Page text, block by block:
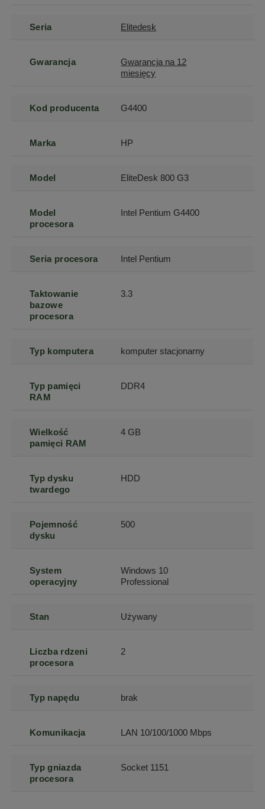
Seria Elitedesk
Gwarancja
Gwarancja na 12
miesięcy
Kod producenta G4400
Marka HP
Model EliteDesk 800 G3
Model
procesora
Intel Pentium G4400
Seria procesora Intel Pentium
Taktowanie
bazowe
procesora
3.3
Typ komputera komputer stacjonarny
Typ pamięci
RAM
DDR4
Wielkość
pamięci RAM
4 GB
Typ dysku
twardego
HDD
Pojemność
dysku
500
System
operacyjny
Windows 10
Professional
Stan Używany
Liczba rdzeni
procesora
2
Typ napędu brak
Komunikacja LAN 10/100/1000 Mbps
Typ gniazda
procesora
Socket 1151